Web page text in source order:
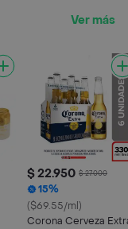
Ver más
$ 22.950 $ 27.000
15%
($69.55/ml)
Corona Cerveza